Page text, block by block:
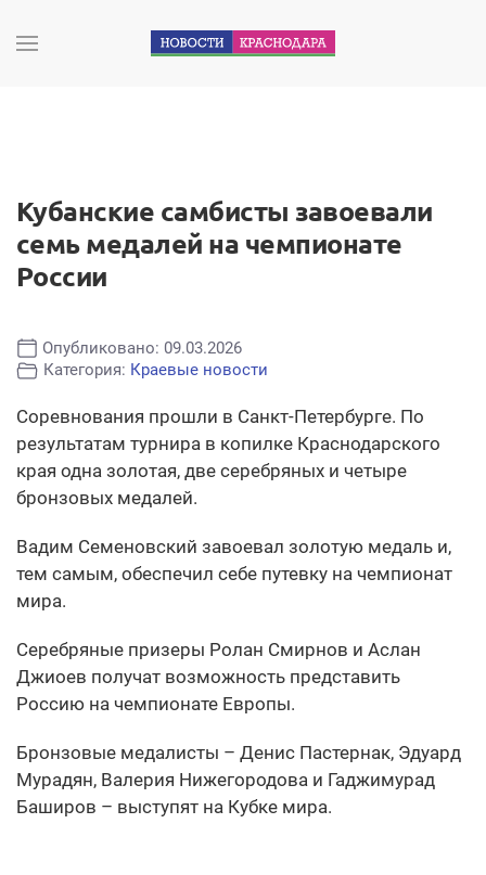
Кубанские самбисты завоевали
семь медалей на чемпионате
России
Опубликовано: 09.03.2026
Категория: Краевые новости
Соревнования прошли в Санкт-Петербурге. По
результатам турнира в копилке Краснодарского
края одна золотая, две серебряных и четыре
бронзовых медалей.
Вадим Семеновский завоевал золотую медаль и,
тем самым, обеспечил себе путевку на чемпионат
мира.
Серебряные призеры Ролан Смирнов и Аслан
Джиоев получат возможность представить
Россию на чемпионате Европы.
Бронзовые медалисты – Денис Пастернак, Эдуард
Мурадян, Валерия Нижегородова и Гаджимурад
Баширов – выступят на Кубке мира.